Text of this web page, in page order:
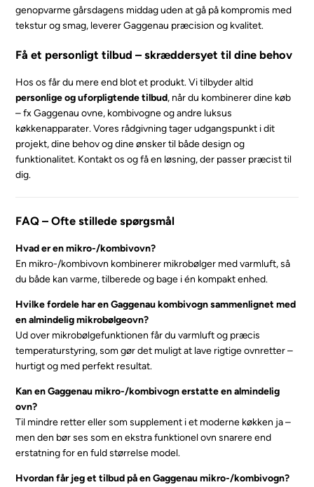
genopvarme gårsdagens middag uden at gå på kompromis med
tekstur og smag, leverer Gaggenau præcision og kvalitet.
Få et personligt tilbud – skræddersyet til dine behov
Hos os får du mere end blot et produkt. Vi tilbyder altid
personlige og uforpligtende tilbud, når du kombinerer dine køb
– fx Gaggenau ovne, kombivogne og andre luksus
køkkenapparater. Vores rådgivning tager udgangspunkt i dit
projekt, dine behov og dine ønsker til både design og
funktionalitet. Kontakt os og få en løsning, der passer præcist til
dig.
FAQ – Ofte stillede spørgsmål
Hvad er en mikro-/kombivovn?
En mikro-/kombivovn kombinerer mikrobølger med varmluft, så
du både kan varme, tilberede og bage i én kompakt enhed.
Hvilke fordele har en Gaggenau kombivogn sammenlignet med
en almindelig mikrobølgeovn?
Ud over mikrobølgefunktionen får du varmluft og præcis
temperaturstyring, som gør det muligt at lave rigtige ovnretter –
hurtigt og med perfekt resultat.
Kan en Gaggenau mikro-/kombivogn erstatte en almindelig
ovn?
Til mindre retter eller som supplement i et moderne køkken ja –
men den bør ses som en ekstra funktionel ovn snarere end
erstatning for en fuld størrelse model.
Hvordan får jeg et tilbud på en Gaggenau mikro-/kombivogn?